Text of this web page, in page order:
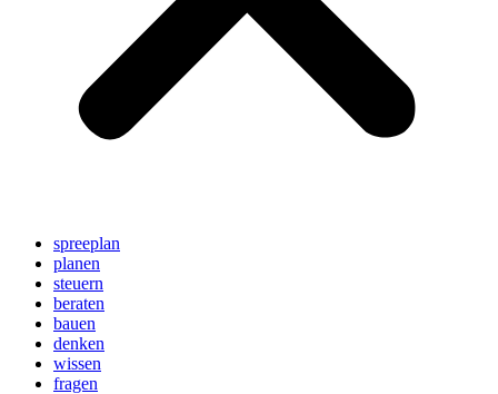
spreeplan
planen
steuern
beraten
bauen
denken
wissen
fragen